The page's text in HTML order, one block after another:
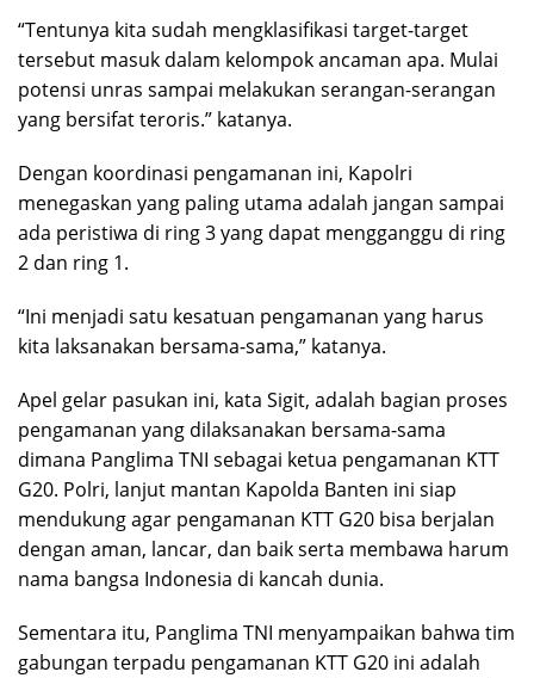
“Tentunya kita sudah mengklasifikasi target-target
tersebut masuk dalam kelompok ancaman apa. Mulai
potensi unras sampai melakukan serangan-serangan
yang bersifat teroris.” katanya.
Dengan koordinasi pengamanan ini, Kapolri
menegaskan yang paling utama adalah jangan sampai
ada peristiwa di ring 3 yang dapat mengganggu di ring
2 dan ring 1.
“Ini menjadi satu kesatuan pengamanan yang harus
kita laksanakan bersama-sama,” katanya.
Apel gelar pasukan ini, kata Sigit, adalah bagian proses
pengamanan yang dilaksanakan bersama-sama
dimana Panglima TNI sebagai ketua pengamanan KTT
G20. Polri, lanjut mantan Kapolda Banten ini siap
mendukung agar pengamanan KTT G20 bisa berjalan
dengan aman, lancar, dan baik serta membawa harum
nama bangsa Indonesia di kancah dunia.
Sementara itu, Panglima TNI menyampaikan bahwa tim
gabungan terpadu pengamanan KTT G20 ini adalah